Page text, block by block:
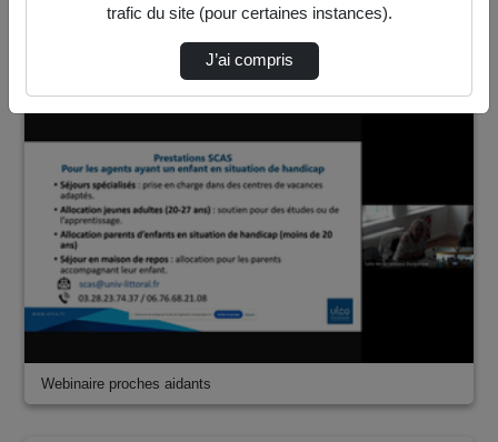
Direction de tri
00:28:49
Webinaire proches aidants
trafic du site (pour certaines instances).
J’ai compris